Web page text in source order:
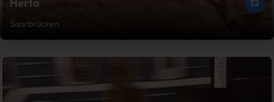
32
Saarbrücken